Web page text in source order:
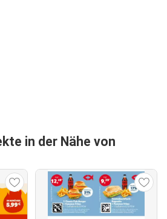
in der Nähe von